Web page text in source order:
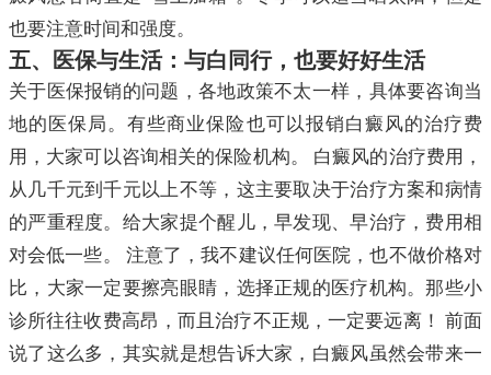
也要注意时间和强度。
五、医保与生活：与白同行，也要好好生活
关于医保报销的问题，各地政策不太一样，具体要咨询当
地的医保局。有些商业保险也可以报销白癜风的治疗费
用，大家可以咨询相关的保险机构。 白癜风的治疗费用，
从几千元到千元以上不等，这主要取决于治疗方案和病情
的严重程度。给大家提个醒儿，早发现、早治疗，费用相
对会低一些。 注意了，我不建议任何医院，也不做价格对
比，大家一定要擦亮眼睛，选择正规的医疗机构。那些小
诊所往往收费高昂，而且治疗不正规，一定要远离！ 前面
说了这么多，其实就是想告诉大家，白癜风虽然会带来一